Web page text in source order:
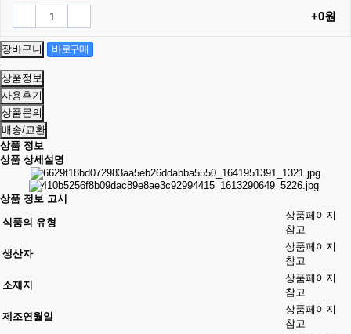
+0원
상품정보
사용후기
상품문의
배송/교환
상품 정보
상품 상세설명
상품 정보 고시
식품의 유형
상품페이지
참고
생산자
상품페이지
참고
소재지
상품페이지
참고
제조연월일
상품페이지
참고